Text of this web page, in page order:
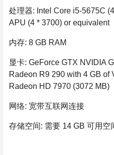
处理器: Intel Core i5-5675C
APU (4 * 3700) or equivalent
内存: 8 GB RAM
显卡: GeForce GTX NVIDIA
Radeon R9 290 with 4 GB of
Radeon HD 7970 (3072 MB)
网络: 宽带互联网连接
存储空间: 需要 14 GB 可用空